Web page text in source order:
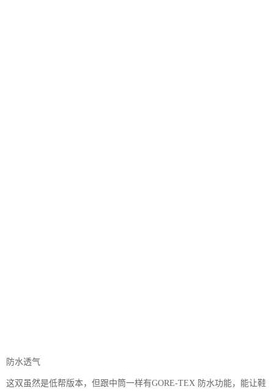
防水透气
这双虽然是低帮版本，但跟中筒一样有GORE-TEX 防水功能，能让鞋